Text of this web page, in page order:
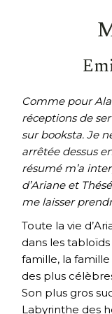
Comme pour
réceptions de
sur booksta. Je
arrêtée dessus
résumé m’a
d’Ariane et
me laisser
Toute la vie
dans les tabloïds
famille, la
des plus
Son plus gros
Labyrinthe des